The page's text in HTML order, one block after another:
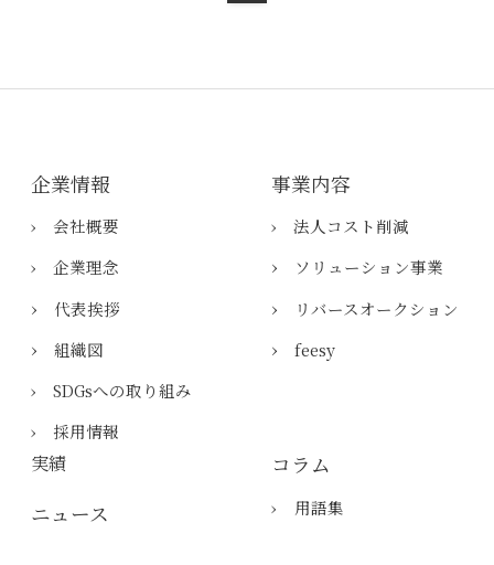
企業情報
› 会社概要
› ​企業理念
› ​代表挨拶
› 組織図
› SDGsへの取り組み
› 採用情報
事業内容
› 法人コスト削減
› ​ソリューション事業
› リバースオークション
›feesy
実績
ニュース
コラム
› 用語集